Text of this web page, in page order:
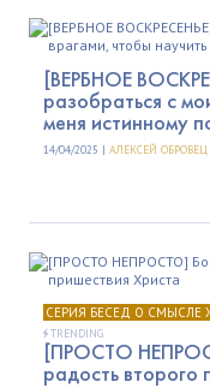
[ВЕРБНОЕ
разобраться с
меня истинному
14/04/2025 | АЛЕКСЕЙ ОБРОВЕЦ
СЕРИЯ БЕСЕД О СМЫСЛЕ
TRENDING
[ПРОСТО
радость второго